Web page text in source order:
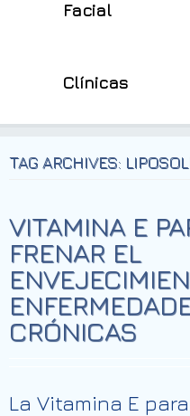
Facial
Clínicas
TAG ARCHIVES:
VITAMINA E
FRENAR EL
CRÓNICAS
La Vitamina E